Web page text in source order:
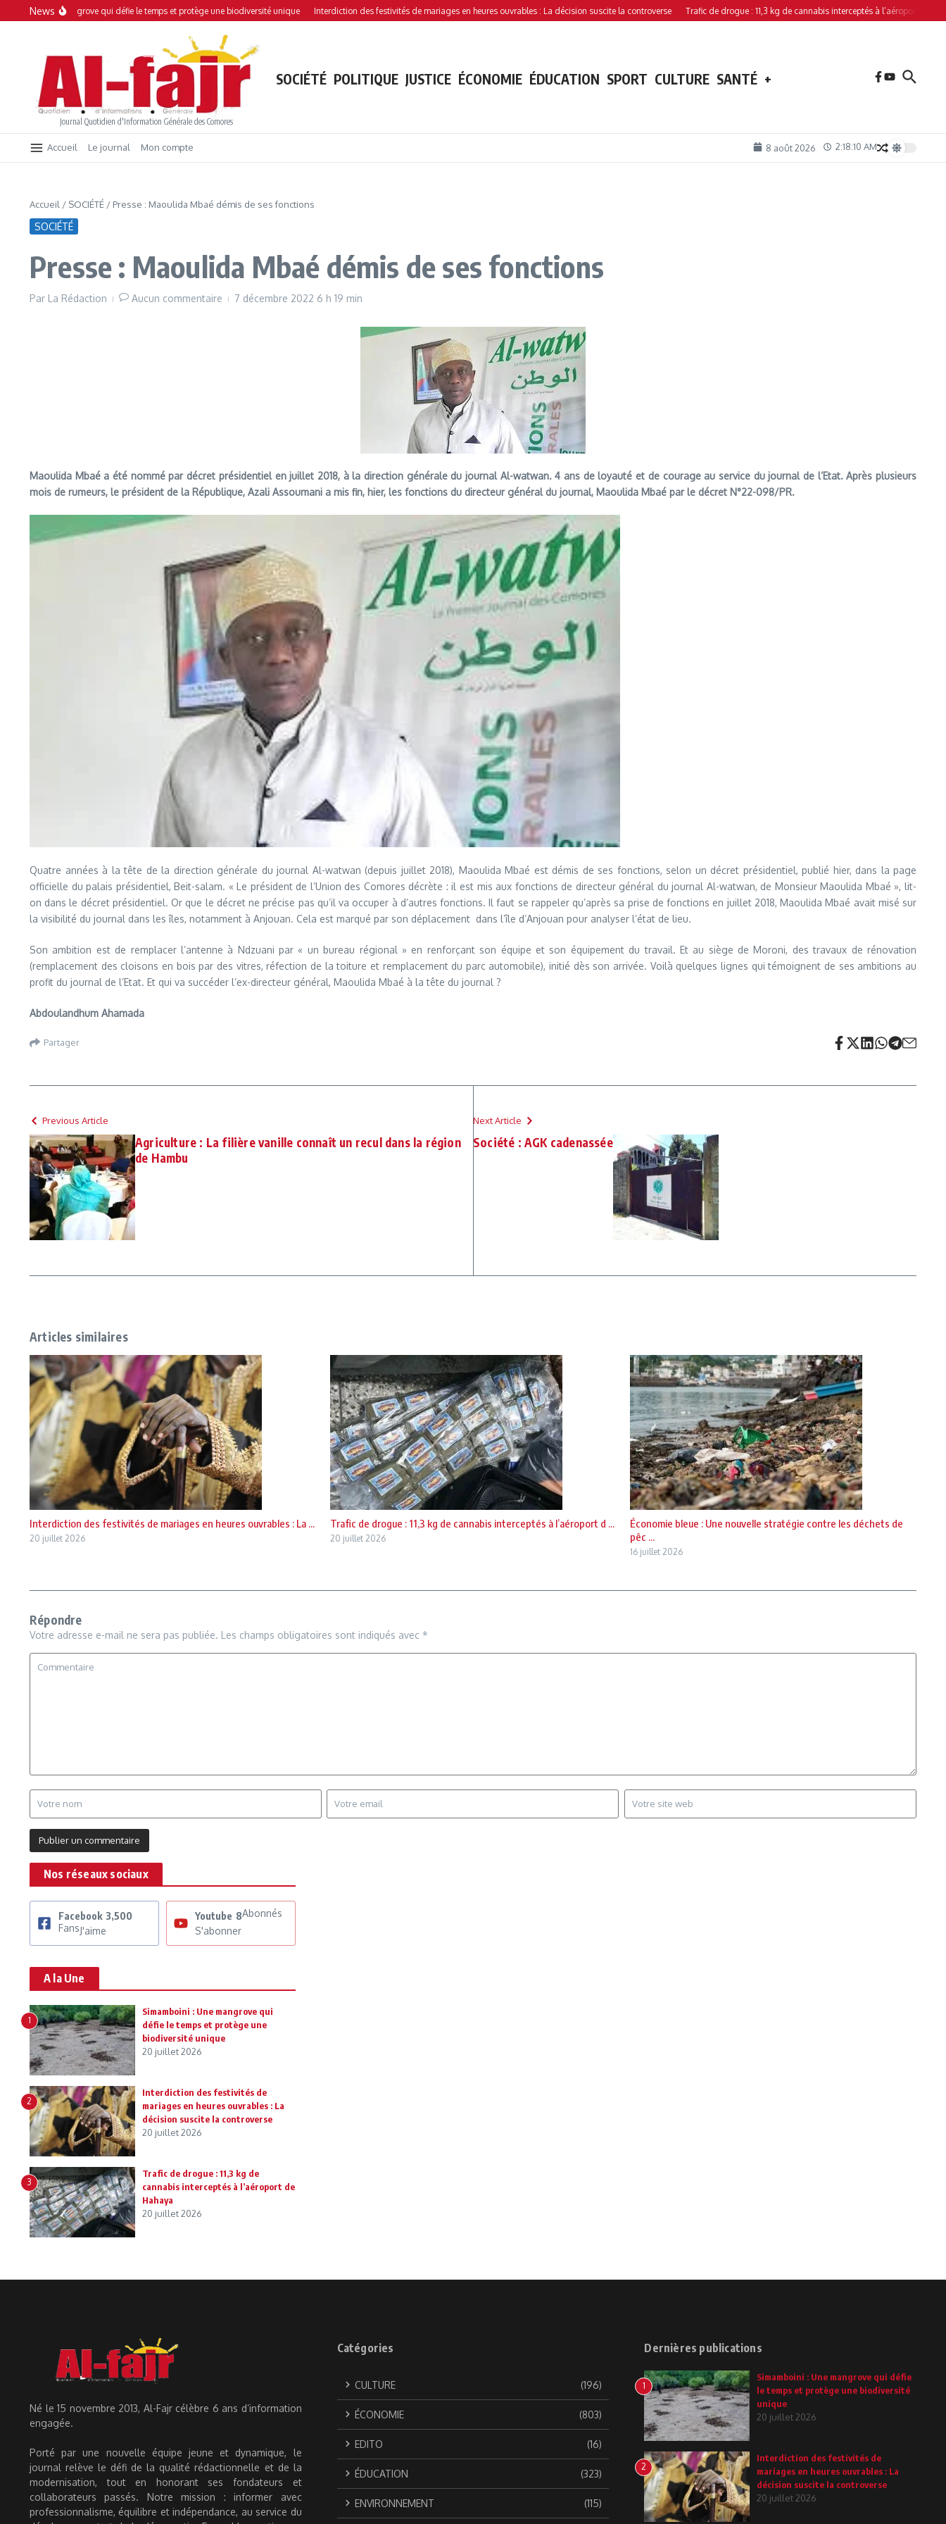
Aller au contenu
News
: Une mangrove qui défie le temps et protège une biodiversité unique Interdiction des festivités de mariages en heures ouvrables : La décision suscite la controverse Trafic de drogue : 11,3 kg de cannabis interceptés à l’aéroport de Hahaya
Journal Quotidien d'Information Générale des Comores
SOCIÉTÉ POLITIQUE JUSTICE ÉCONOMIE ÉDUCATION SPORT CULTURE SANTÉ +
Accueil Le journal Mon compte 8 août 2026 2:18:11 AM
Accueil / SOCIÉTÉ / Presse : Maoulida Mbaé démis de ses fonctions
SOCIÉTÉ
Presse : Maoulida Mbaé démis de ses fonctions
Par La Rédaction Aucun commentaire 7 décembre 2022 6 h 19 min
Maoulida Mbaé a été nommé par décret présidentiel en juillet 2018, à la direction générale du journal Al-watwan. 4 ans de loyauté et de courage au service du journal de l’Etat. Après plusieurs
mois de rumeurs, le président de la République, Azali Assoumani a mis fin, hier, les fonctions du directeur général du journal, Maoulida Mbaé par le décret N°22-098/PR.
Quatre années à la tête de la direction générale du journal Al-watwan (depuis juillet 2018), Maoulida Mbaé est démis de ses fonctions, selon un décret présidentiel, publié hier, dans la page
officielle du palais présidentiel, Beit-salam. « Le président de l’Union des Comores décrète : il est mis aux fonctions de directeur général du journal Al-watwan, de Monsieur Maoulida Mbaé », lit-
on dans le décret présidentiel. Or que le décret ne précise pas qu’il va occuper à d’autres fonctions. Il faut se rappeler qu’après sa prise de fonctions en juillet 2018, Maoulida Mbaé avait misé sur
la visibilité du journal dans les îles, notamment à Anjouan. Cela est marqué par son déplacement dans l’île d’Anjouan pour analyser l’état de lieu.
Son ambition est de remplacer l’antenne à Ndzuani par « un bureau régional » en renforçant son équipe et son équipement du travail. Et au siège de Moroni, des travaux de rénovation
(remplacement des cloisons en bois par des vitres, réfection de la toiture et remplacement du parc automobile), initié dès son arrivée. Voilà quelques lignes qui témoignent de ses ambitions au
profit du journal de l’Etat. Et qui va succéder l’ex-directeur général, Maoulida Mbaé à la tête du journal ?
Abdoulandhum Ahamada
Partager
Previous Article
Agriculture : La filière vanille connaît un recul dans la région
de Hambu
Next Article
Société : AGK cadenassée
Articles similaires
Interdiction des festivités de mariages en heures ouvrables : La ...
20 juillet 2026
Trafic de drogue : 11,3 kg de cannabis interceptés à l’aéroport d ...
20 juillet 2026
Économie bleue : Une nouvelle stratégie contre les déchets de
pêc ...
16 juillet 2026
Répondre
Votre adresse e-mail ne sera pas publiée. Les champs obligatoires sont indiqués avec *
Nos réseaux sociaux
Facebook 3,500
FansJ'aime
Youtube 8Abonnés
S'abonner
A la Une
1
Simamboini : Une mangrove qui
défie le temps et protège une
biodiversité unique
20 juillet 2026
2
Interdiction des festivités de
mariages en heures ouvrables : La
décision suscite la controverse
20 juillet 2026
3
Trafic de drogue : 11,3 kg de
cannabis interceptés à l’aéroport de
Hahaya
20 juillet 2026
Né le 15 novembre 2013, Al-Fajr célèbre 6 ans d’information
engagée.
Porté par une nouvelle équipe jeune et dynamique, le
journal relève le défi de la qualité rédactionnelle et de la
modernisation, tout en honorant ses fondateurs et
collaborateurs passés. Notre mission : informer avec
professionnalisme, équilibre et indépendance, au service du
Catégories
CULTURE (196)
ÉCONOMIE (803)
EDITO (16)
ÉDUCATION (323)
ENVIRONNEMENT (115)
Dernières publications
1
Simamboini : Une mangrove qui défie
le temps et protège une biodiversité
unique
20 juillet 2026
2
Interdiction des festivités de
mariages en heures ouvrables : La
décision suscite la controverse
20 juillet 2026